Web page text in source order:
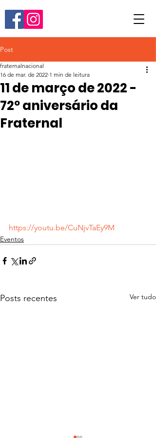
Post
11 de março de 2022 -
72º aniversário da
Fraternal
fraternalnacional
16 de mar. de 2022 1 min de leitura
https://youtu.be/CuNjvTaEy9M
Eventos
Posts recentes Ver tudo